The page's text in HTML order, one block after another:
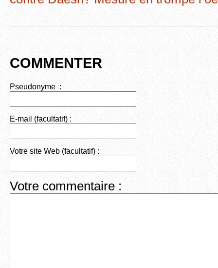
k
COMMENTER
Pseudonyme :
E-mail (facultatif) :
Votre site Web (facultatif) :
Votre commentaire :